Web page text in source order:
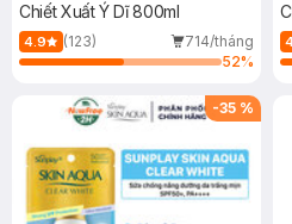
Chiết Xuất Ý Dĩ 800ml
4.9 (123)
714/tháng
52%
-35 %